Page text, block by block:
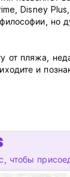
Disney
но
от пляжа,
и
до
чтобы